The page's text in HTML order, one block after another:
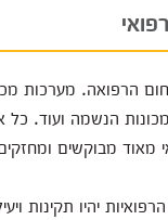
הרפואה. מערכות
הנשמה ועוד. כל
מאוד מבוקשים
יהיו תקינות